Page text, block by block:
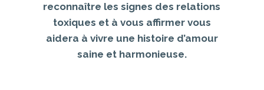
reconnaître les signes des relations
toxiques et à vous affirmer vous
aidera à vivre une histoire d’amour
saine et harmonieuse.